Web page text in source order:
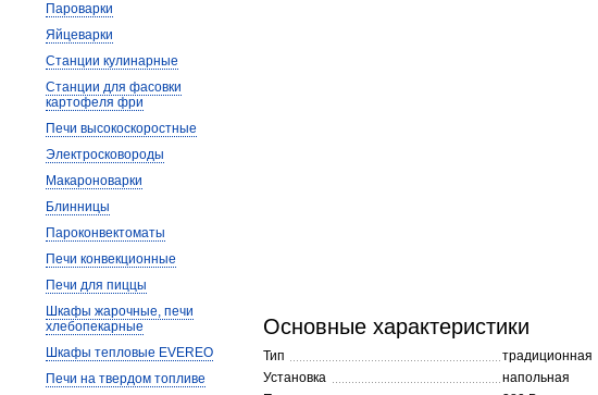
Основные характеристики
Тип
традиционная
Установка
напольная
Пароварки
Яйцеварки
Станции кулинарные
Станции для фасовки
картофеля фри
Печи высокоскоростные
Электросковороды
Макароноварки
Блинницы
Пароконвектоматы
Печи конвекционные
Печи для пиццы
Шкафы жарочные, печи
хлебопекарные
Шкафы тепловые EVEREO
Печи на твердом топливе